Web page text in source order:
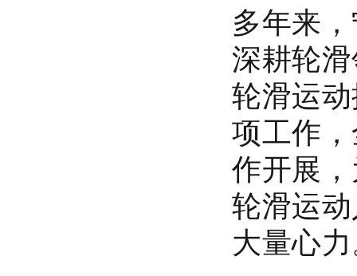
多年来
深耕轮
轮滑运
项工作
作开展
轮滑运
大量心